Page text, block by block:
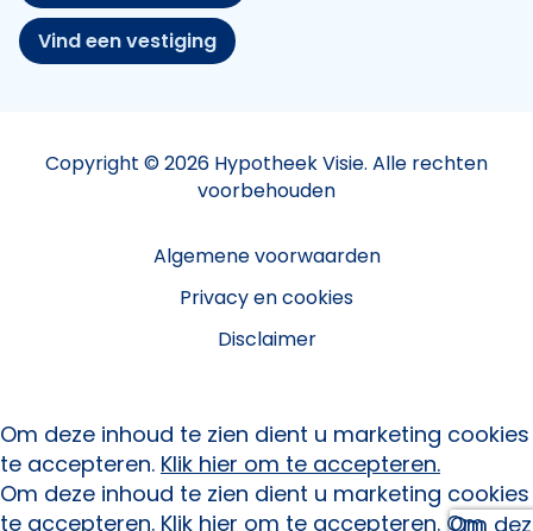
Vind een vestiging
Copyright © 2026 Hypotheek Visie. Alle rechten
voorbehouden
Algemene voorwaarden
Privacy en cookies
Disclaimer
Om
Om deze inhoud te zien dient u marketing cookies
te accepteren. Klik hier om te accepteren.
Om deze inhoud te zien dient u marketing cookies
te accepteren. Klik hier om te accepteren. Om